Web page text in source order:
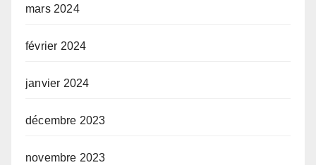
mars 2024
février 2024
janvier 2024
décembre 2023
novembre 2023